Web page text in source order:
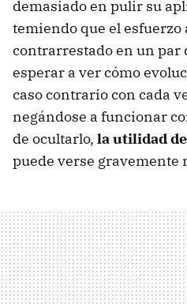
demasiado en pulir su
temiendo que el esfuerzo
contrarrestado en un par
esperar a ver cómo
caso contrario con cada
negándose a funcionar
de ocultarlo, la utilidad
puede verse gravemente